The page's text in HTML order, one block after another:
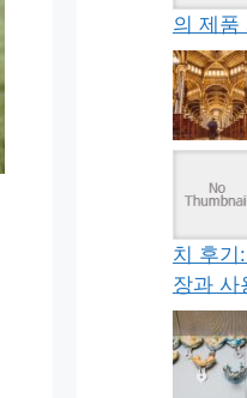
의 제품
치 후기
장과 사